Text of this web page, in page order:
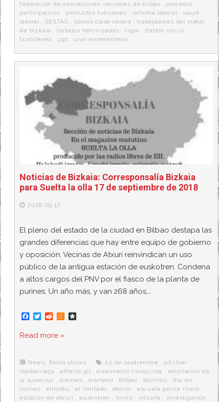
federacion de asociaciones vecinales de bilbao , procesos
participativos , productos tubulares , reforma laboral , salud
laboral , SESTAO , somos clase obrera ,trabajadores del metal
de bizkaia , trabajos feminizados ,tsjpv ,ttattoo circus ,
txirbilenea , ugt , unai errementeria
Noticias de Bizkaia: Corresponsalía Bizkaia
para Suelta la olla 17 de septiembre de 2018
2018.09.17
El pleno del estado de la ciudad en Bilbao destapa las
grandes diferencias que hay entre equipo de gobierno
y oposición. Vecinas de Atxuri reinvindican un uso
público de la antigua estación de euskotren. Condena
a altos cargos del PNV por el fiasco de la planta de
purines. Un año más, y van 268 años,…
F
c
e
o
k
T
i
t
r
R
d
d
M
e
r
a
Read more »
News Radio shows 22 de septiembre ,aitziber
ibaibarriaga
,alfonso gil ,alzamiento franquista
ampliación de
la supersur ,aramaio ,ararteko Bilbao bolintxu ,dia sin
coches ,ehbildu ,el limitado elorrio escuela garcia rivero
estación de atxuri
,euskotren hiriko intxorta investigación